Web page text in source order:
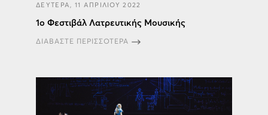
ΔΕΥΤΕΡΑ, 11 ΑΠΡΙΛΙΟΥ 2022
1ο Φεστιβάλ Λατρευτικής Μουσικής
ΔΙΑΒΑΣΤΕ ΠΕΡΙΣΣΟΤΕΡΑ